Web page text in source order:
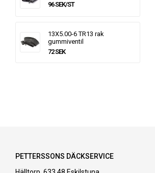
96 SEK/ST
13X5.00-6 TR13 rak
gummiventil
72 SEK
PETTERSSONS DÄCKSERVICE